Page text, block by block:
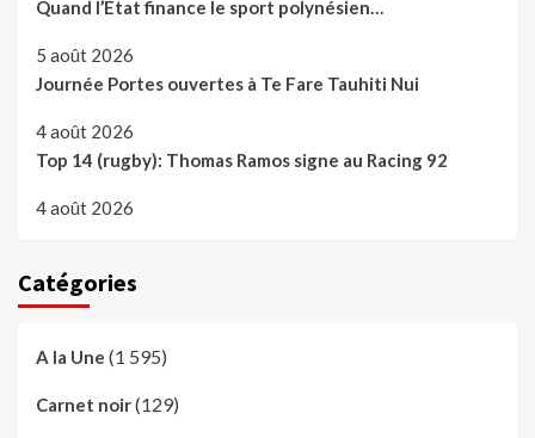
Quand l’Etat finance le sport polynésien…
5 août 2026
Journée Portes ouvertes à Te Fare Tauhiti Nui
4 août 2026
Top 14 (rugby): Thomas Ramos signe au Racing 92
4 août 2026
Catégories
A la Une (1 595)
Carnet noir(129)